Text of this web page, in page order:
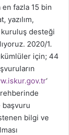
en fazla 15 bin
yazılım,
kuruluş desteği
2020/1.
için; 44
‘
başvuru
bilgi ve